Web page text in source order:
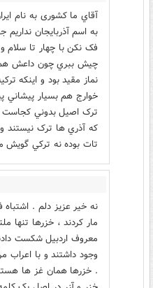
آقاي ما کشوری به نام
به اسم آذربايجان
فک نکن با چهار تا سلام
چيش ببري چون داعش هم
نماز مقيد بود و اينکه
خوارج هم بسيار پيشاني
ترک اصيل بدوني کجاست
که آذري ها ترک نيستند و
تات بوده نه ترکي گويش
نه خیر عزیز دلم . اشتباه
مار کردند ، خزرها تنها
وجود داشتند و با اعراب
. خزرها همان غز ها